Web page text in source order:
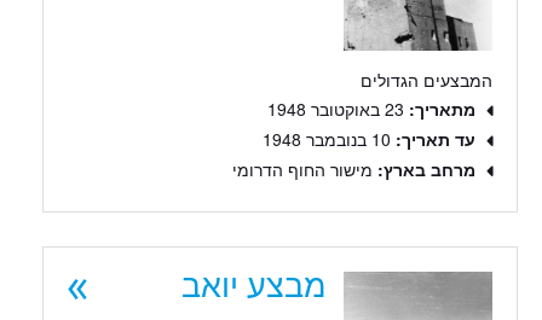
המבצעים הגדולים
מתאריך: 23 באוקטובר 1948
עד תאריך: 10 בנובמבר 1948
מרחב בארץ: מישור החוף הדרומי
מבצע יואב